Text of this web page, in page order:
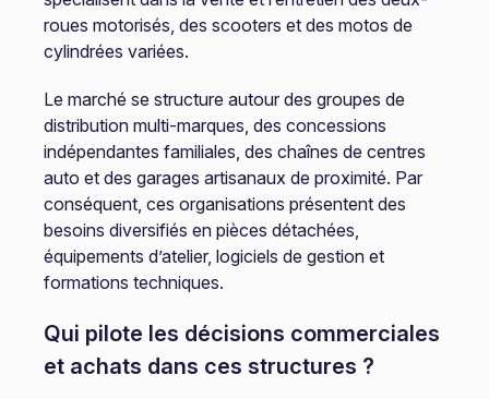
roues motorisés, des scooters et des motos de
cylindrées variées.
Le marché se structure autour des groupes de
distribution multi-marques, des concessions
indépendantes familiales, des chaînes de centres
auto et des garages artisanaux de proximité. Par
conséquent, ces organisations présentent des
besoins diversifiés en pièces détachées,
équipements d’atelier, logiciels de gestion et
formations techniques.
Qui pilote les décisions commerciales
et achats dans ces structures ?